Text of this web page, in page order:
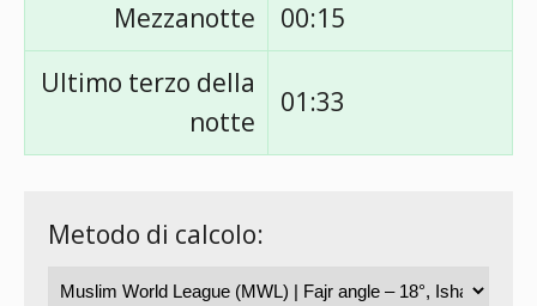
Mezzanotte
00:15
Ultimo terzo della
notte
01:33
Metodo di calcolo: